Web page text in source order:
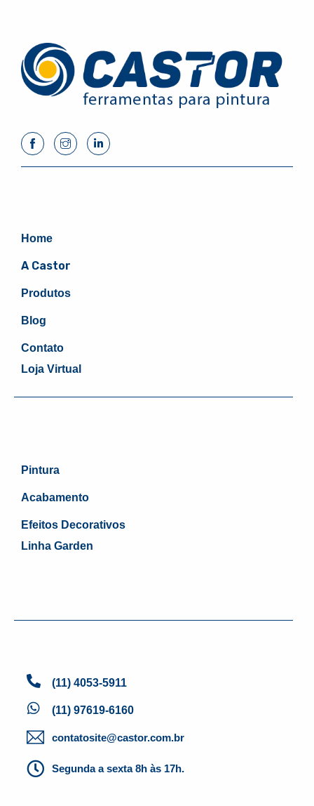
Home
A Castor
Produtos
Blog
Contato
Loja Virtual
Pintura
Acabamento
Efeitos Decorativos
Linha Garden
(11) 4053-5911
(11) 97619-6160
contatosite@castor.com.br
Segunda a sexta 8h às 17h.